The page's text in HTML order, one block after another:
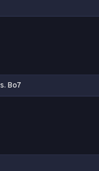
Bo7